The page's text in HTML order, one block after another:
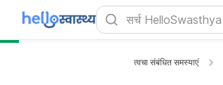
त्वचा संबंधित समस्याएं